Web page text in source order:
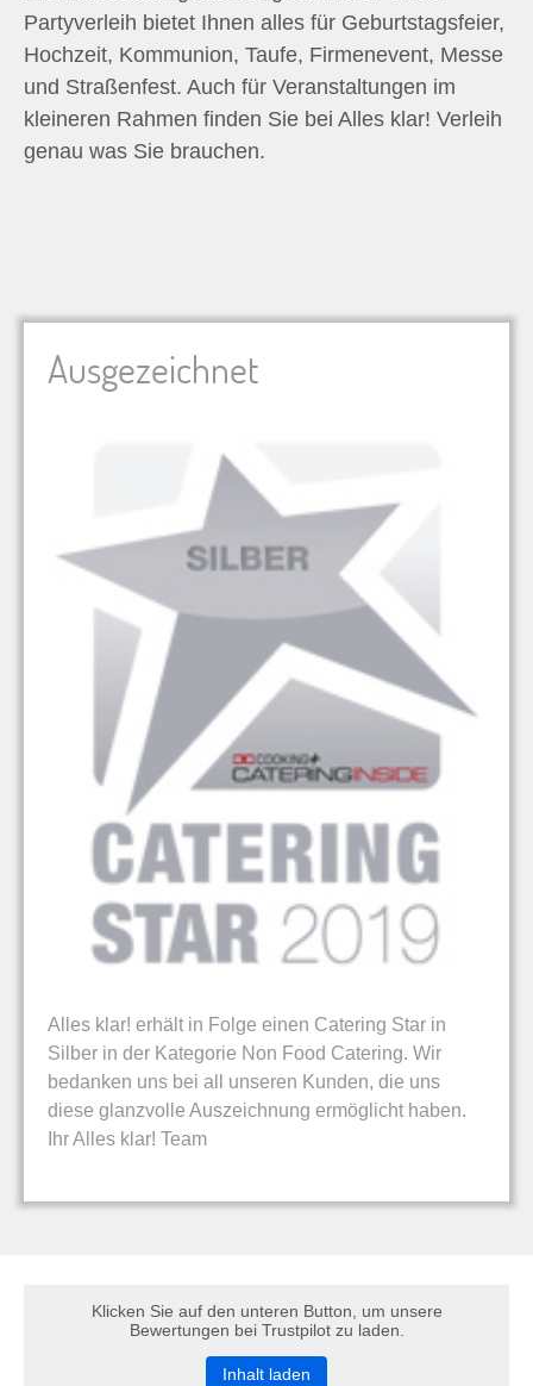
Partyverleih bietet Ihnen alles für Geburtstagsfeier,
Hochzeit, Kommunion, Taufe, Firmenevent, Messe
und Straßenfest. Auch für Veranstaltungen im
kleineren Rahmen finden Sie bei Alles klar! Verleih
genau was Sie brauchen.
Ausgezeichnet
Alles klar! erhält in Folge einen Catering Star in
Silber in der Kategorie Non Food Catering. Wir
bedanken uns bei all unseren Kunden, die uns
diese glanzvolle Auszeichnung ermöglicht haben.
Ihr Alles klar! Team
Klicken Sie auf den unteren Button, um unsere
Bewertungen bei Trustpilot zu laden.
Inhalt laden